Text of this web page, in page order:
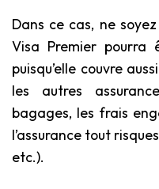
Dans ce cas, ne
Visa Premier pourra
puisqu’elle couvre
les autres
bagages, les frais
l’assurance tout
etc.).